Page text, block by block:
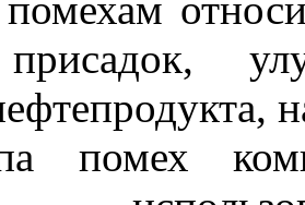
помех